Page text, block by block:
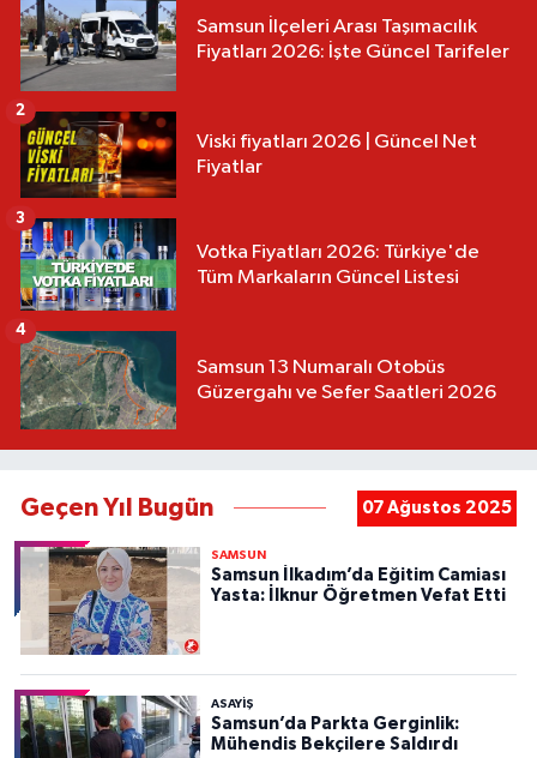
Samsun İlçeleri Arası Taşımacılık
Fiyatları 2026: İşte Güncel Tarifeler
Viski fiyatları 2026 | Güncel Net
Fiyatlar
2
Votka Fiyatları 2026: Türkiye'de
Tüm Markaların Güncel Listesi
3
Samsun 13 Numaralı Otobüs
Güzergahı ve Sefer Saatleri 2026
4
Geçen Yıl Bugün 07 Ağustos 2025
SAMSUN
Samsun İlkadım’da Eğitim Camiası
Yasta: İlknur Öğretmen Vefat Etti
ASAYIŞ
Samsun’da Parkta Gerginlik:
Mühendis Bekçilere Saldırdı